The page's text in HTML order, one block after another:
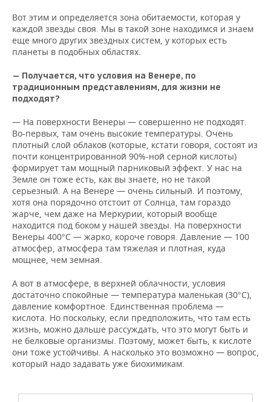
Вот этим и определяется зона обитаемости, которая у
каждой звезды своя. Мы в такой зоне находимся и знаем
еще много других звездных систем, у которых есть
планеты в подобных областях.
— Получается, что условия на Венере, по
традиционным представлениям, для жизни не
подходят?
— На поверхности Венеры — совершенно не подходят.
Во-первых, там очень высокие температуры. Очень
плотный слой облаков (которые, кстати говоря, состоят из
почти концентрированной 90%-ной серной кислоты)
формирует там мощный парниковый эффект. У нас на
Земле он тоже есть, как вы знаете, но не такой
серьезный. А на Венере — очень сильный. И поэтому,
хотя она порядочно отстоит от Солнца, там гораздо
жарче, чем даже на Меркурии, который вообще
находится под боком у нашей звезды. На поверхности
Венеры 400°C — жарко, короче говоря. Давление — 100
атмосфер, атмосфера там тяжелая и плотная, куда
мощнее, чем земная.
А вот в атмосфере, в верхней облачности, условия
достаточно спокойные — температура маленькая (30°C),
давление комфортное. Единственная проблема —
кислота. Но поскольку, если предположить, что там есть
жизнь, можно дальше рассуждать, что это могут быть и
не белковые организмы. Поэтому, может быть, к кислоте
они тоже устойчивы. А насколько это возможно — вопрос,
который надо задавать уже биохимикам.